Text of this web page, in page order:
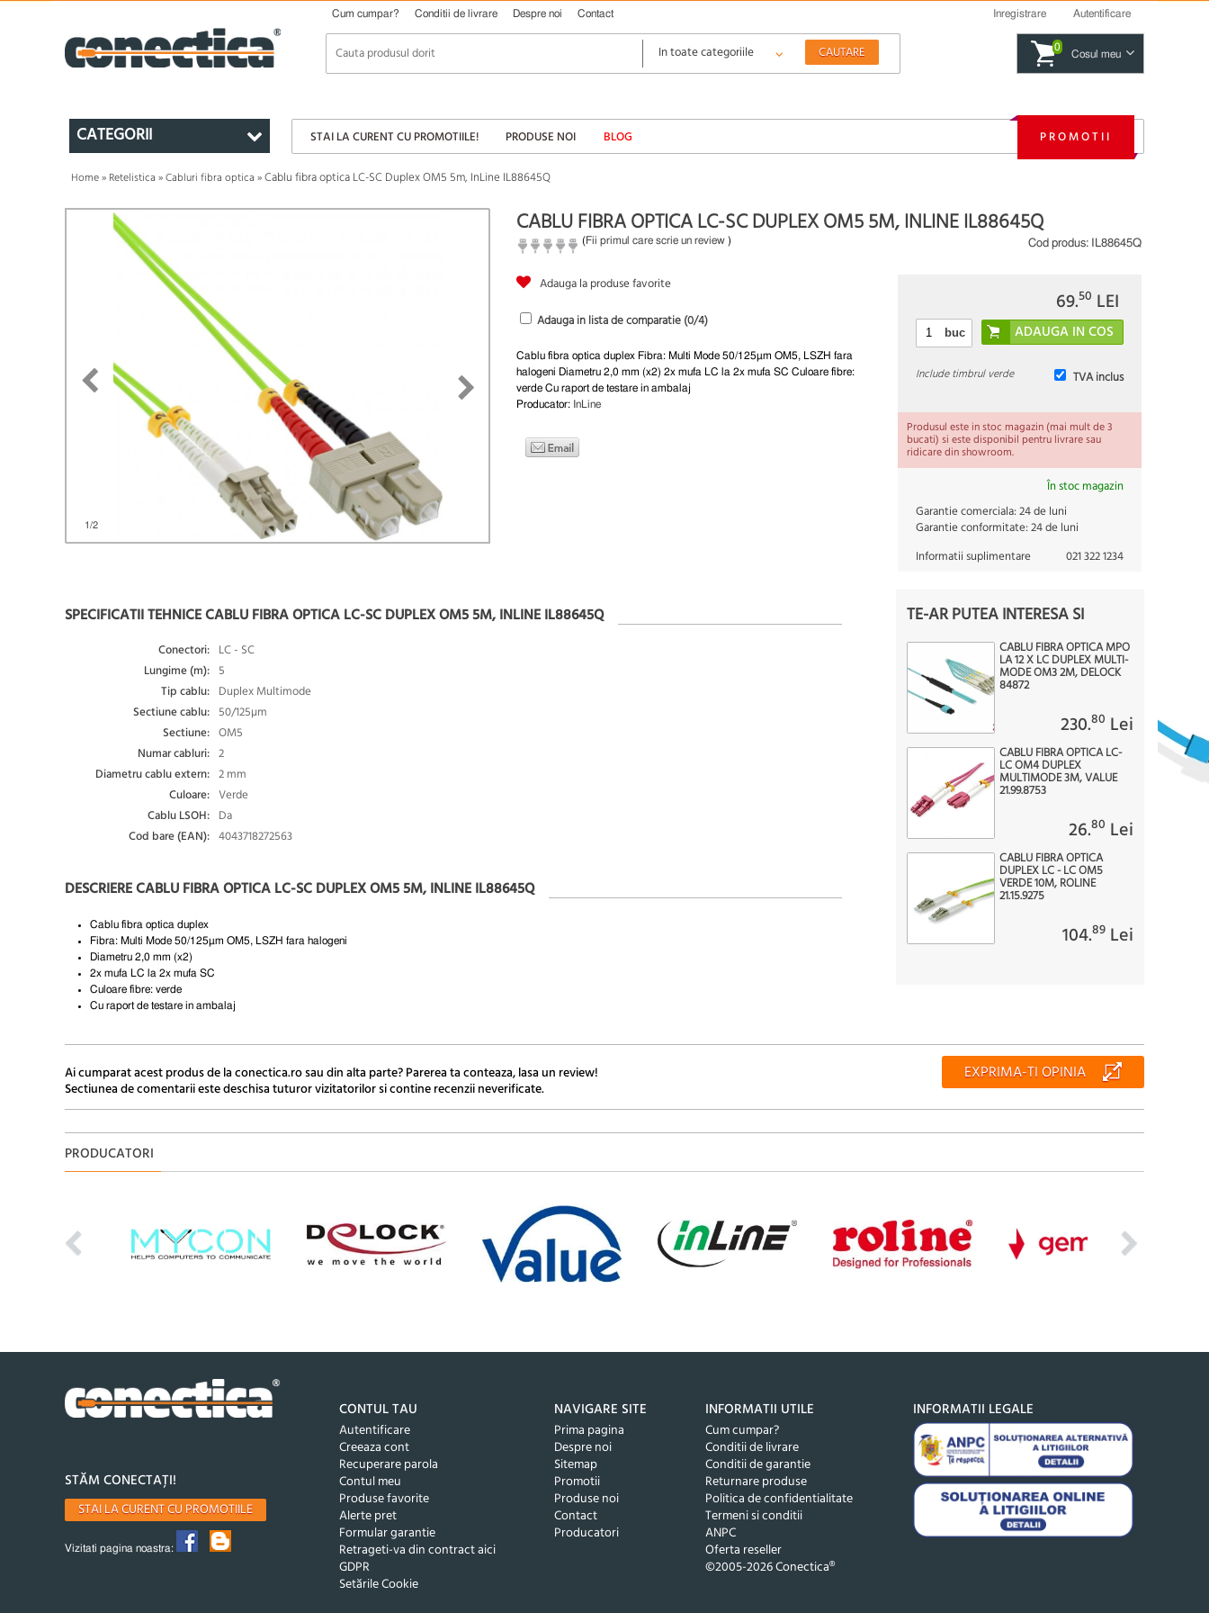
Cum cumpar? Conditii de livrare Despre noi Contact Inregistrare Autentificare
0
Cosul meu
CATEGORII STAI LA CURENT CU PROMOTIILE! PRODUSE NOI BLOG PROMOTII
Home» Retelistica »Cabluri fibra optica »Cablu fibra optica LC-SC Duplex OM5 5m, InLine IL88645Q
1/2
CABLU FIBRA OPTICA LC-SC DUPLEX OM5 5M, INLINE IL88645Q
(Fii primul care scrie un review ) Cod produs: IL88645Q
Adauga la produse favorite
Adauga in lista de comparatie (0/4)
Cablu fibra optica duplex Fibra: Multi Mode 50/125µm OM5, LSZH fara
halogeni Diametru 2,0 mm (x2) 2x mufa LC la 2x mufa SC Culoare fibre:
verde Cu raport de testare in ambalaj
Producator: InLine
69.50 LEI
buc
TVA inclus
Include timbrul verde
Produsul este in stoc magazin (mai mult de 3
bucati) si este disponibil pentru livrare sau
ridicare din showroom.
În stoc magazin
Garantie comerciala:24 de luni
Garantie conformitate:24 de luni
Informatii suplimentare
021 322 1234
SPECIFICATII TEHNICE CABLU FIBRA OPTICA LC-SC DUPLEX OM5 5M, INLINE IL88645Q
Conectori: LC - SC
Lungime (m): 5
Tip cablu: Duplex Multimode
Sectiune cablu: 50/125µm
Sectiune: OM5
Numar cabluri: 2
Diametru cablu extern: 2 mm
Culoare: Verde
Cablu LSOH: Da
Cod bare (EAN): 4043718272563
DESCRIERE CABLU FIBRA OPTICA LC-SC DUPLEX OM5 5M, INLINE IL88645Q
Cablu fibra optica duplex
Fibra: Multi Mode 50/125µm OM5, LSZH fara halogeni
Diametru 2,0 mm (x2)
2x mufa LC la 2x mufa SC
Culoare fibre: verde
Cu raport de testare in ambalaj
TE-AR PUTEA INTERESA SI
CABLU FIBRA OPTICA MPO
LA 12 X LC DUPLEX MULTI-
MODE OM3 2M, DELOCK
84872
230.80 Lei
CABLU FIBRA OPTICA LC-
LC OM4 DUPLEX
MULTIMODE 3M, VALUE
21.99.8753
26.80 Lei
CABLU FIBRA OPTICA
DUPLEX LC - LC OM5
VERDE 10M, ROLINE
21.15.9275
104.89 Lei
Ai cumparat acest produs de la conectica.ro sau din alta parte? Parerea ta conteaza, lasa un review!
Sectiunea de comentarii este deschisa tuturor vizitatorilor si contine recenzii neverificate.
EXPRIMA-TI OPINIA
PRODUCATORI
STĂM CONECTAȚI!
STAI LA CURENT CU PROMOTIILE
Vizitati pagina noastra:
CONTUL TAU
Autentificare
Creeaza cont
Recuperare parola
Contul meu
Produse favorite
Alerte pret
Formular garantie
Retrageti-va din contract aici
GDPR
Setările Cookie
NAVIGARE SITE
Prima pagina
Despre noi
Sitemap
Promotii
Produse noi
Contact
Producatori
INFORMATII UTILE
Cum cumpar?
Conditii de livrare
Conditii de garantie
Returnare produse
Politica de confidentialitate
Termeni si conditii
ANPC
Oferta reseller
©2005-2026 Conectica®
INFORMATII LEGALE